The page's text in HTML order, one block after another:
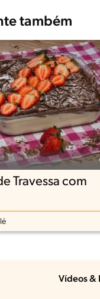
também
Travessa com
Vídeos &